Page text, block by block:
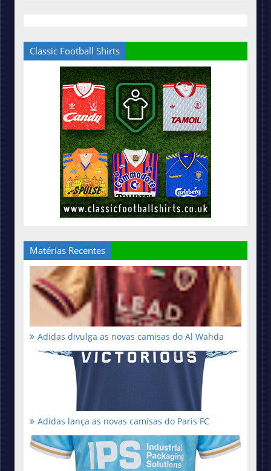
Classic Football Shirts
Matérias Recentes
Adidas divulga as novas camisas do Al Wahda
Adidas lança as novas camisas do Paris FC